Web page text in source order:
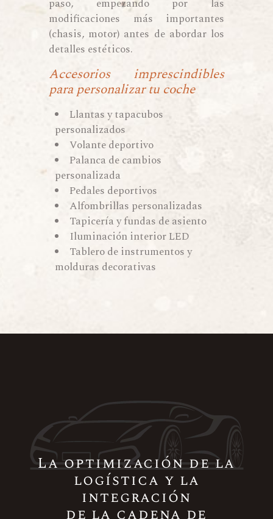
paso, empezando por las
modificaciones más importantes
(chasis, motor) antes de abordar los
detalles estéticos.
Accesorios imprescindibles
para personalizar tu coche
Llantas y tapacubos
personalizados
Volante deportivo
Palanca de cambios
personalizada
Pedales deportivos
Alfombrillas personalizadas
Tapicería y fundas de asiento
Iluminación interior LED
Tablero de instrumentos y
molduras decorativas
La optimización de la
logística y la
integración